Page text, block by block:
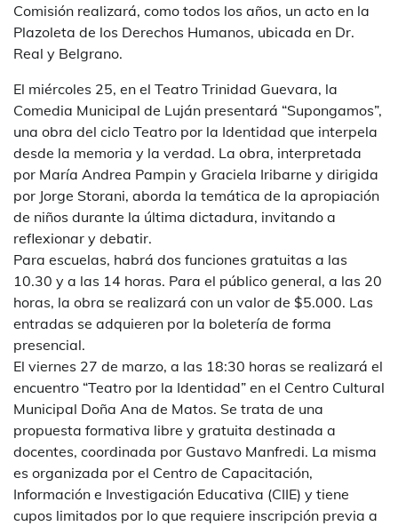
Comisión realizará, como todos los años, un acto en la
Plazoleta de los Derechos Humanos, ubicada en Dr.
Real y Belgrano.
El miércoles 25, en el Teatro Trinidad Guevara, la
Comedia Municipal de Luján presentará “Supongamos”,
una obra del ciclo Teatro por la Identidad que interpela
desde la memoria y la verdad. La obra, interpretada
por María Andrea Pampin y Graciela Iribarne y dirigida
por Jorge Storani, aborda la temática de la apropiación
de niños durante la última dictadura, invitando a
reflexionar y debatir.
Para escuelas, habrá dos funciones gratuitas a las
10.30 y a las 14 horas. Para el público general, a las 20
horas, la obra se realizará con un valor de $5.000. Las
entradas se adquieren por la boletería de forma
presencial.
El viernes 27 de marzo, a las 18:30 horas se realizará el
encuentro “Teatro por la Identidad” en el Centro Cultural
Municipal Doña Ana de Matos. Se trata de una
propuesta formativa libre y gratuita destinada a
docentes, coordinada por Gustavo Manfredi. La misma
es organizada por el Centro de Capacitación,
Información e Investigación Educativa (CIIE) y tiene
cupos limitados por lo que requiere inscripción previa a